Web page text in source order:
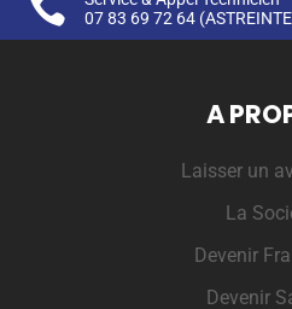

07 83 69 72 64
A
Laisser un
La
Devenir
Devenir